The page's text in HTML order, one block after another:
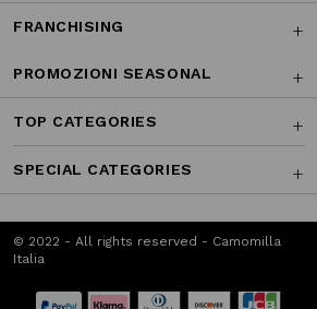
FRANCHISING
PROMOZIONI SEASONAL
TOP CATEGORIES
SPECIAL CATEGORIES
© 2022 - All rights reserved - Camomilla
Italia